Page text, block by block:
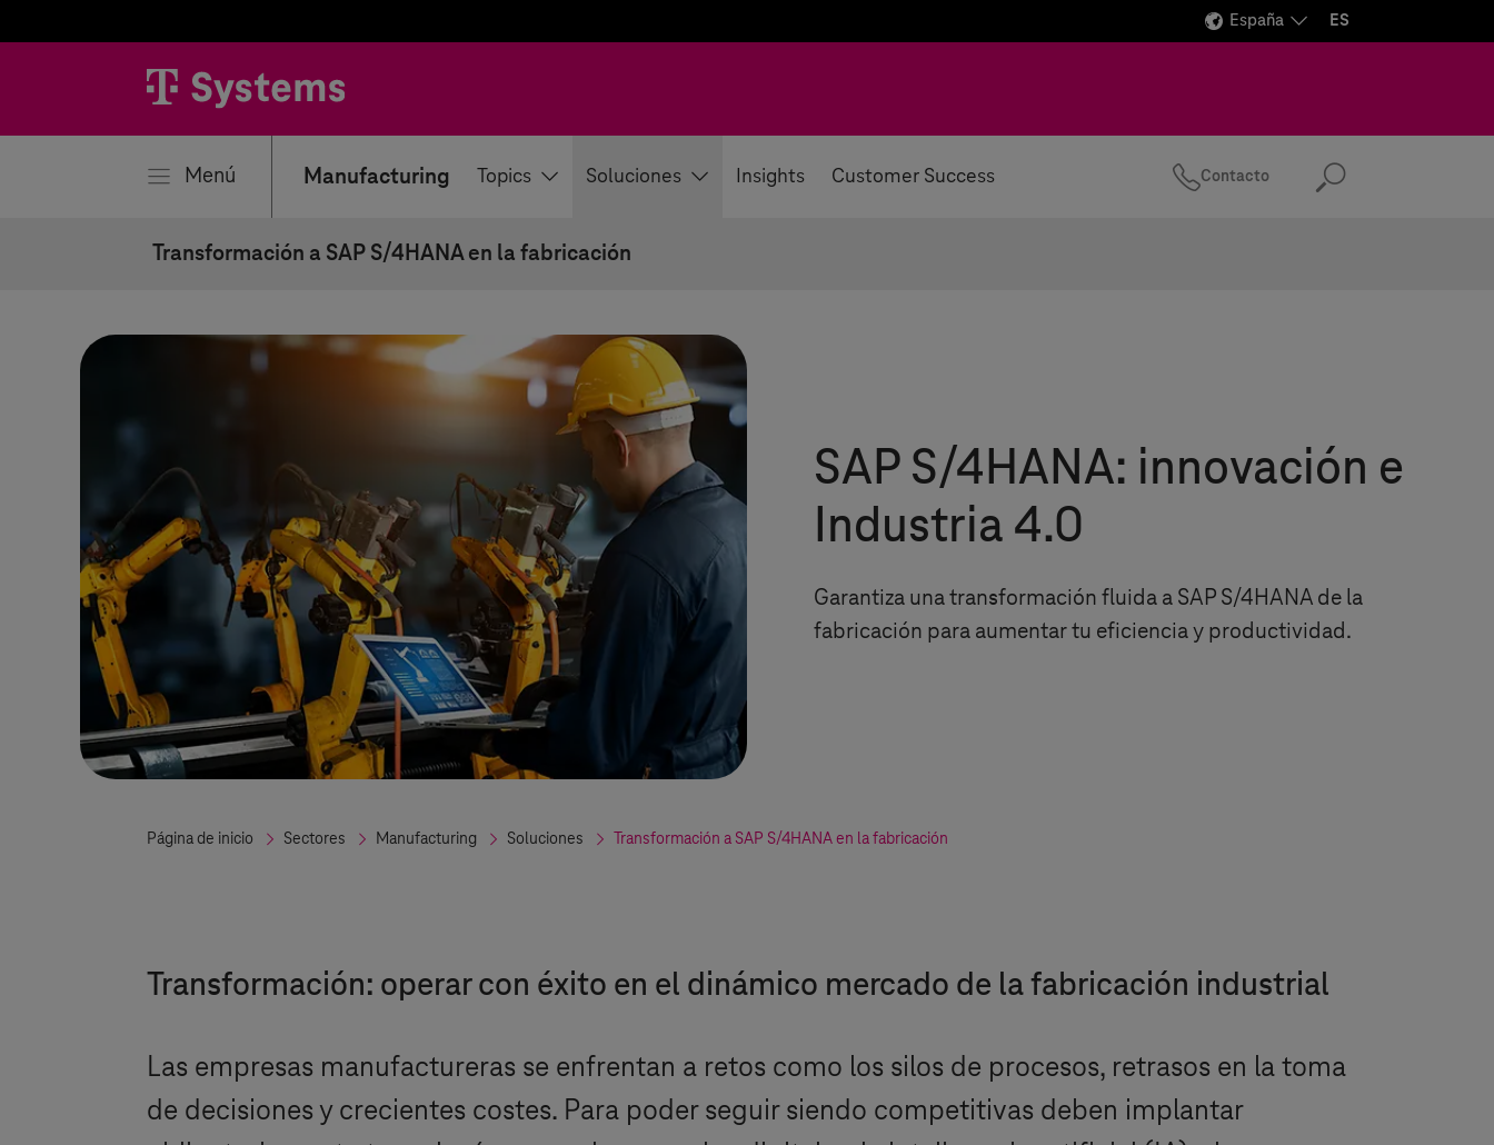
España ES
Menú Manufacturing Topics Soluciones Insights Customer Success Contacto Buscar
Transformación a SAP S/4HANA en la fabricación
SAP S/4HANA: innovación e
Industria 4.0
Garantiza una transformación fluida a SAP S/4HANA de la
fabricación para aumentar tu eficiencia y productividad.
Página de inicio Sectores Manufacturing Soluciones Transformación a SAP S/4HANA en la fabricación
Transformación: operar con éxito en el dinámico mercado de la fabricación industrial
Las empresas manufactureras se enfrentan a retos como los silos de procesos, retrasos en la toma
de decisiones y crecientes costes. Para poder seguir siendo competitivas deben implantar